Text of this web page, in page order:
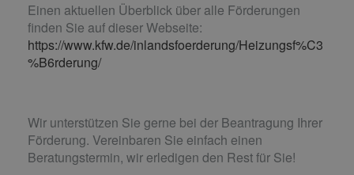
Einen aktuellen Überblick über alle Förderungen
finden Sie auf dieser Webseite:
https://www.kfw.de/inlandsfoerderung/Heizungsf%C3
%B6rderung/
Wir unterstützen Sie gerne bei der Beantragung Ihrer
Förderung. Vereinbaren Sie einfach einen
Beratungstermin, wir erledigen den Rest für Sie!